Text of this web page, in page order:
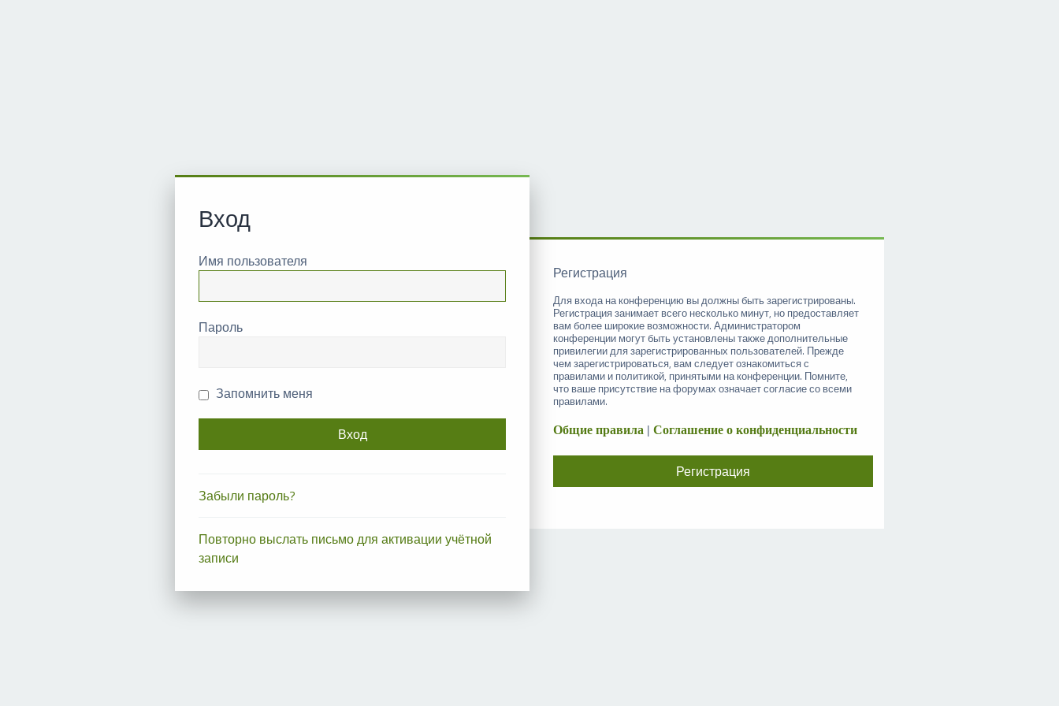
Вход
Имя пользователя
Пароль
Запомнить меня
Забыли пароль?
Повторно выслать письмо для активации учётной
записи
Регистрация
Для входа на конференцию вы должны быть зарегистрированы.
Регистрация занимает всего несколько минут, но предоставляет
вам более широкие возможности. Администратором
конференции могут быть установлены также дополнительные
привилегии для зарегистрированных пользователей. Прежде
чем зарегистрироваться, вам следует ознакомиться с
правилами и политикой, принятыми на конференции. Помните,
что ваше присутствие на форумах означает согласие со всеми
правилами.
Общие правила | Соглашение о конфиденциальности
Регистрация